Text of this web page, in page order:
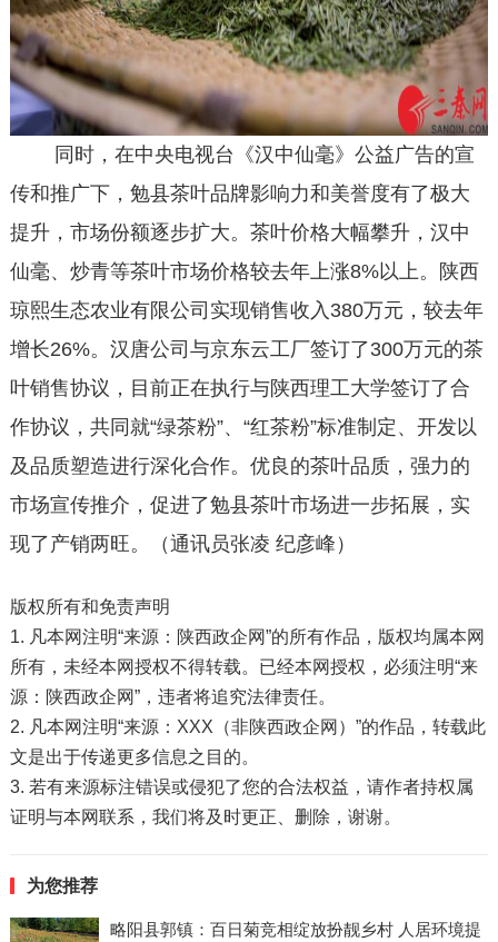
同时，在中央电视台《汉中仙毫》公益广告的宣
传和推广下，勉县茶叶品牌影响力和美誉度有了极大
提升，市场份额逐步扩大。茶叶价格大幅攀升，汉中
仙毫、炒青等茶叶市场价格较去年上涨8%以上。陕西
琼熙生态农业有限公司实现销售收入380万元，较去年
增长26%。汉唐公司与京东云工厂签订了300万元的茶
叶销售协议，目前正在执行与陕西理工大学签订了合
作协议，共同就“绿茶粉”、“红茶粉”标准制定、开发以
及品质塑造进行深化合作。优良的茶叶品质，强力的
市场宣传推介，促进了勉县茶叶市场进一步拓展，实
现了产销两旺。（通讯员张凌 纪彦峰）
版权所有和免责声明
1. 凡本网注明“来源：陕西政企网”的所有作品，版权均属本网
所有，未经本网授权不得转载。已经本网授权，必须注明“来
源：陕西政企网”，违者将追究法律责任。
2. 凡本网注明“来源：XXX（非陕西政企网）”的作品，转载此
文是出于传递更多信息之目的。
3. 若有来源标注错误或侵犯了您的合法权益，请作者持权属
证明与本网联系，我们将及时更正、删除，谢谢。
为您推荐
略阳县郭镇：百日菊竞相绽放扮靓乡村 人居环境提